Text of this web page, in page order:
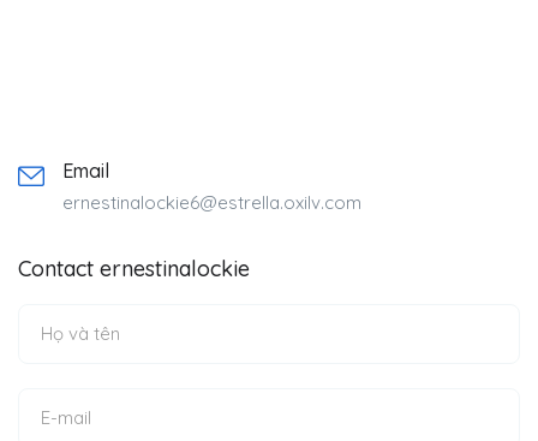
Email
ernestinalockie6@estrella.oxilv.com
Contact ernestinalockie